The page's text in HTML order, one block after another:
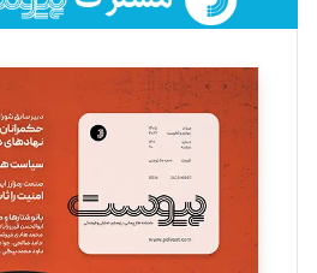
فائزه فتحی رستمی
تحریریه
سروش کرمیان
تحریریه
مینا پاکدل